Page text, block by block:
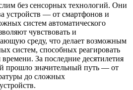
без сенсорных технологий. Они
устройств — от смартфонов и
систем автоматического
чувствовать и
среду, что делает возможным
систем, способных реагировать
За последние десятилетия
прошло значительный путь — от
до сложных